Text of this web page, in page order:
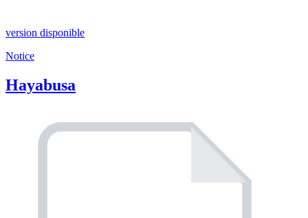
version disponible
Notice
Hayabusa